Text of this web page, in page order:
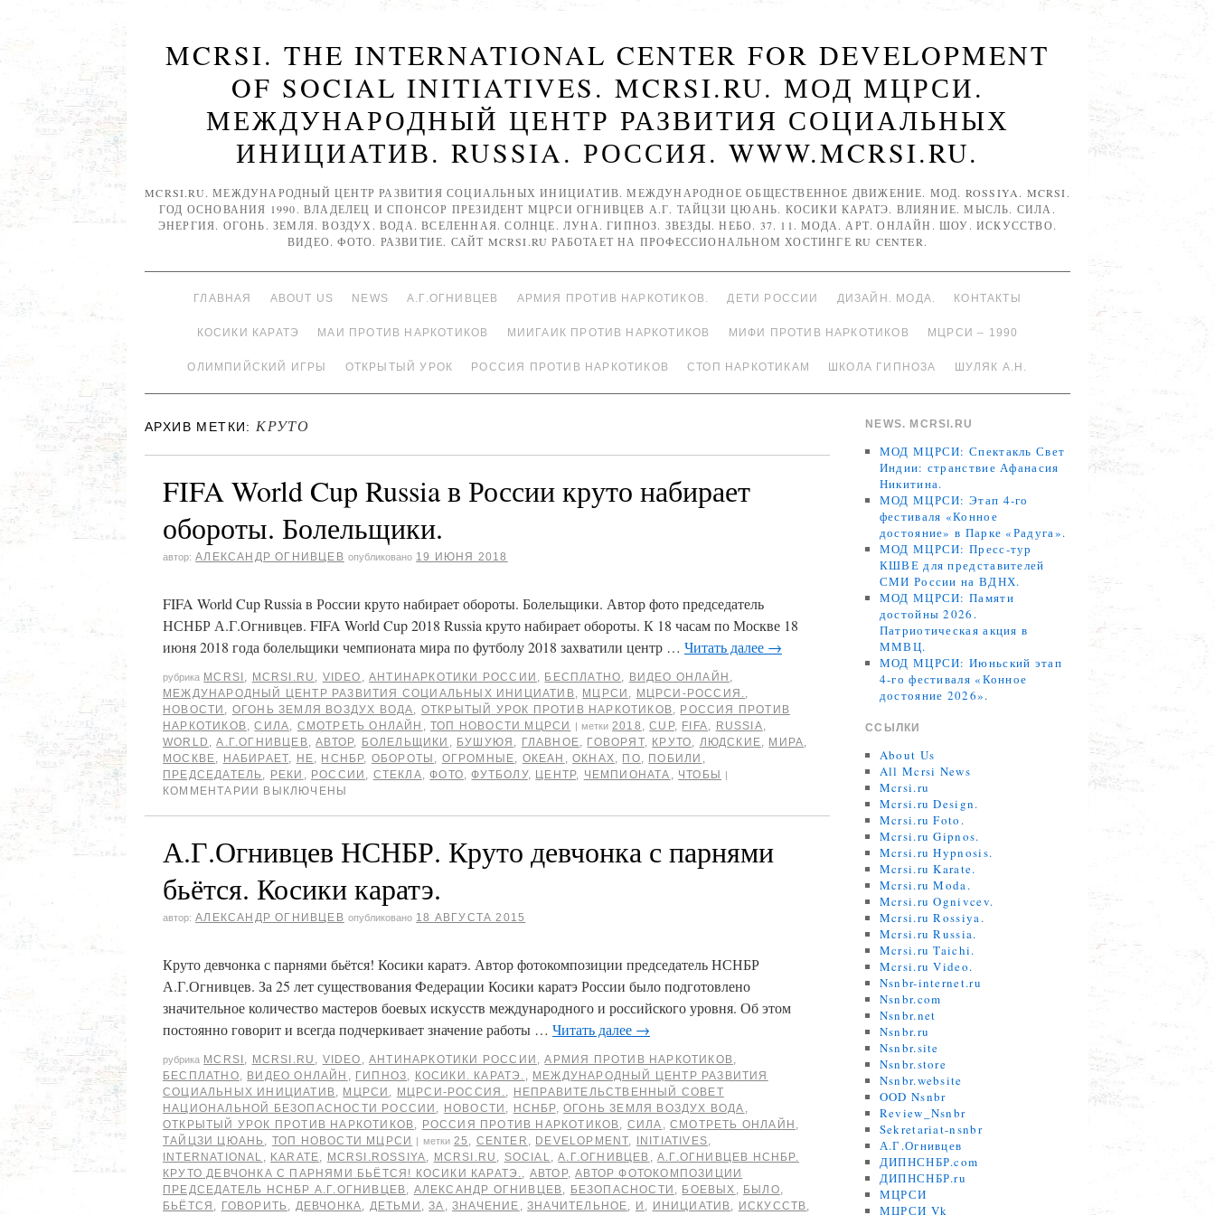
MCRSI. THE INTERNATIONAL CENTER FOR DEVELOPMENT
OF SOCIAL INITIATIVES. MCRSI.RU. МОД МЦРСИ.
МЕЖДУНАРОДНЫЙ ЦЕНТР РАЗВИТИЯ СОЦИАЛЬНЫХ
ИНИЦИАТИВ. RUSSIA. РОССИЯ. WWW.MCRSI.RU.
MCRSI.RU. МЕЖДУНАРОДНЫЙ ЦЕНТР РАЗВИТИЯ СОЦИАЛЬНЫХ ИНИЦИАТИВ. МЕЖДУНАРОДНОЕ ОБЩЕСТВЕННОЕ ДВИЖЕНИЕ. МОД. ROSSIYA. MCRSI.
ГОД ОСНОВАНИЯ 1990. ВЛАДЕЛЕЦ И СПОНСОР ПРЕЗИДЕНТ МЦРСИ ОГНИВЦЕВ А.Г. ТАЙЦЗИ ЦЮАНЬ. КОСИКИ КАРАТЭ. ВЛИЯНИЕ. МЫСЛЬ. СИЛА.
ЭНЕРГИЯ. ОГОНЬ. ЗЕМЛЯ. ВОЗДУХ. ВОДА. ВСЕЛЕННАЯ. СОЛНЦЕ. ЛУНА. ГИПНОЗ. ЗВЕЗДЫ. НЕБО. 37. 11. МОДА. АРТ. ОНЛАЙН. ШОУ. ИСКУССТВО.
ВИДЕО. ФОТО. РАЗВИТИЕ. САЙТ MCRSI.RU РАБОТАЕТ НА ПРОФЕССИОНАЛЬНОМ ХОСТИНГЕ RU CENTER.
ГЛАВНАЯ ABOUT US NEWS А.Г.ОГНИВЦЕВ АРМИЯ ПРОТИВ НАРКОТИКОВ. ДЕТИ РОССИИ ДИЗАЙН. МОДА. КОНТАКТЫ
КОСИКИ КАРАТЭ МАИ ПРОТИВ НАРКОТИКОВ МИИГАИК ПРОТИВ НАРКОТИКОВ МИФИ ПРОТИВ НАРКОТИКОВ МЦРСИ – 1990
ОЛИМПИЙСКИЙ ИГРЫ ОТКРЫТЫЙ УРОК РОССИЯ ПРОТИВ НАРКОТИКОВ СТОП НАРКОТИКАМ ШКОЛА ГИПНОЗА ШУЛЯК А.Н.
АРХИВ МЕТКИ: КРУТО
FIFA World Cup Russia в России круто набирает
обороты. Болельщики.
автор: АЛЕКСАНДР ОГНИВЦЕВ опубликовано 19 ИЮНЯ 2018
FIFA World Cup Russia в России круто набирает обороты. Болельщики. Автор фото председатель
НСНБР А.Г.Огнивцев. FIFA World Cup 2018 Russia круто набирает обороты. К 18 часам по Москве 18
июня 2018 года болельщики чемпионата мира по футболу 2018 захватили центр … Читать далее →
рубрика MCRSI , MCRSI.RU , VIDEO ,АНТИНАРКОТИКИ РОССИИ , БЕСПЛАТНО, ВИДЕО ОНЛАЙН ,
МЕЖДУНАРОДНЫЙ ЦЕНТР РАЗВИТИЯ СОЦИАЛЬНЫХ ИНИЦИАТИВ, МЦРСИ , МЦРСИ-РОССИЯ.,
НОВОСТИ , ОГОНЬ ЗЕМЛЯ ВОЗДУХ ВОДА, ОТКРЫТЫЙ УРОК ПРОТИВ НАРКОТИКОВ, РОССИЯ ПРОТИВ
НАРКОТИКОВ,СИЛА, СМОТРЕТЬ ОНЛАЙН ,ТОП НОВОСТИ МЦРСИ | метки 2018 ,CUP, FIFA, RUSSIA,
WORLD ,А.Г.ОГНИВЦЕВ,АВТОР, БОЛЕЛЬЩИКИ , БУШУЮЯ , ГЛАВНОЕ, ГОВОРЯТ, КРУТО, ЛЮДСКИЕ, МИРА,
МОСКВЕ, НАБИРАЕТ, НЕ, НСНБР, ОБОРОТЫ , ОГРОМНЫЕ, ОКЕАН ,ОКНАХ, ПО, ПОБИЛИ ,
ПРЕДСЕДАТЕЛЬ, РЕКИ , РОССИИ , СТЕКЛА,ФОТО,ФУТБОЛУ, ЦЕНТР, ЧЕМПИОНАТА , ЧТОБЫ |
КОММЕНТАРИИ ВЫКЛЮЧЕНЫ
А.Г.Огнивцев НСНБР. Круто девчонка с парнями
бьётся. Косики каратэ.
автор: АЛЕКСАНДР ОГНИВЦЕВ опубликовано 18 АВГУСТА 2015
Круто девчонка с парнями бьётся! Косики каратэ. Автор фотокомпозиции председатель НСНБР
А.Г.Огнивцев. За 25 лет существования Федерации Косики каратэ России было подготовлено
значительное количество мастеров боевых искусств международного и российского уровня. Об этом
постоянно говорит и всегда подчеркивает значение работы … Читать далее →
рубрика MCRSI , MCRSI.RU , VIDEO ,АНТИНАРКОТИКИ РОССИИ ,АРМИЯ ПРОТИВ НАРКОТИКОВ,
БЕСПЛАТНО, ВИДЕО ОНЛАЙН , ГИПНОЗ, КОСИКИ. КАРАТЭ. , МЕЖДУНАРОДНЫЙ ЦЕНТР РАЗВИТИЯ
СОЦИАЛЬНЫХ ИНИЦИАТИВ, МЦРСИ , МЦРСИ-РОССИЯ., НЕПРАВИТЕЛЬСТВЕННЫЙ СОВЕТ
НАЦИОНАЛЬНОЙ БЕЗОПАСНОСТИ РОССИИ , НОВОСТИ , НСНБР,ОГОНЬ ЗЕМЛЯ ВОЗДУХ ВОДА ,
ОТКРЫТЫЙ УРОК ПРОТИВ НАРКОТИКОВ, РОССИЯ ПРОТИВ НАРКОТИКОВ, СИЛА ,СМОТРЕТЬ ОНЛАЙН ,
ТАЙЦЗИ ЦЮАНЬ, ТОП НОВОСТИ МЦРСИ | метки 25 , CENTER , DEVELOPMENT, INITIATIVES,
INTERNATIONAL , KARATE, MCRSI.ROSSIYA, MCRSI.RU , SOCIAL,А.Г.ОГНИВЦЕВ ,А.Г.ОГНИВЦЕВ НСНБР.
КРУТО ДЕВЧОНКА С ПАРНЯМИ БЬЁТСЯ! КОСИКИ КАРАТЭ., АВТОР,АВТОР ФОТОКОМПОЗИЦИИ
ПРЕДСЕДАТЕЛЬ НСНБР А.Г.ОГНИВЦЕВ, АЛЕКСАНДР ОГНИВЦЕВ, БЕЗОПАСНОСТИ , БОЕВЫХ , БЫЛО,
БЬЁТСЯ , ГОВОРИТЬ, ДЕВЧОНКА, ДЕТЬМИ ,ЗА ,ЗНАЧЕНИЕ ,ЗНАЧИТЕЛЬНОЕ, И , ИНИЦИАТИВ, ИСКУССТВ,
NEWS. MCRSI.RU
МОД МЦРСИ: Спектакль Свет
Индии: странствие Афанасия
Никитина.
МОД МЦРСИ: Этап 4-го
фестиваля «Конное
достояние» в Парке «Радуга».
МОД МЦРСИ: Пресс-тур
КШВЕ для представителей
СМИ России на ВДНХ.
МОД МЦРСИ: Памяти
достойны 2026.
Патриотическая акция в
ММВЦ.
МОД МЦРСИ: Июньский этап
4-го фестиваля «Конное
достояние 2026».
ССЫЛКИ
About Us
All Mcrsi News
Mcrsi.ru
Mcrsi.ru Design.
Mcrsi.ru Foto.
Mcrsi.ru Gipnos.
Mcrsi.ru Hypnosis.
Mcrsi.ru Karate.
Mcrsi.ru Moda.
Mcrsi.ru Ognivcev.
Mcrsi.ru Rossiya.
Mcrsi.ru Russia.
Mcrsi.ru Taichi.
Mcrsi.ru Video.
Nsnbr-internet.ru
Nsnbr.com
Nsnbr.net
Nsnbr.ru
Nsnbr.site
Nsnbr.store
Nsnbr.website
OOD Nsnbr
Review_Nsnbr
Sekretariat-nsnbr
А.Г.Огнивцев
ДИПНСНБР.com
ДИПНСНБР.ru
МЦРСИ
МЦРСИ Vk